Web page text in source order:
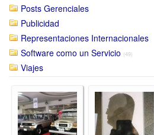
Posts Gerenciales
Publicidad
Representaciones Internacionales
Software como un Servicio (49)
Viajes